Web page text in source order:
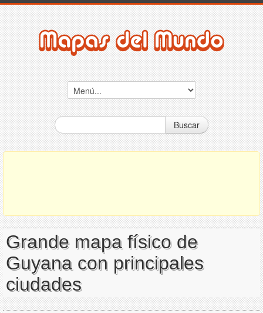
Buscar
Grande mapa físico de
Guyana con principales
ciudades